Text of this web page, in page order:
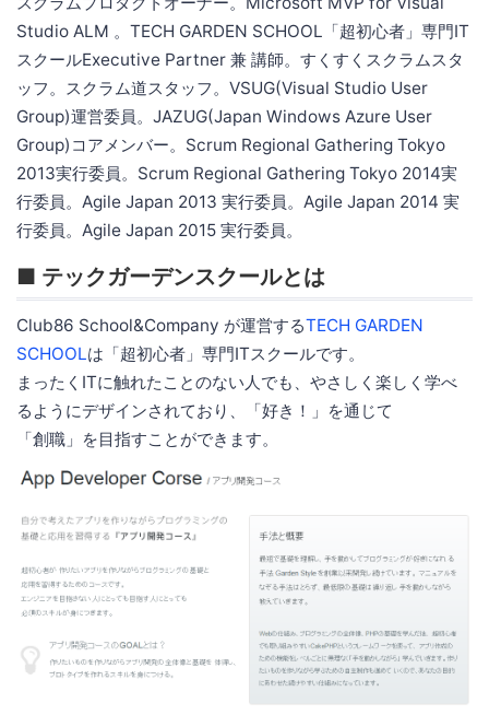
Studio ALM 。TECH GARDEN SCHOOL「超初心者」専門IT
スクールExecutive Partner 兼 講師。すくすくスクラムスタ
ッフ。スクラム道スタッフ。VSUG(Visual Studio User
Group)運営委員。JAZUG(Japan Windows Azure User
Group)コアメンバー。Scrum Regional Gathering Tokyo
2013実行委員。Scrum Regional Gathering Tokyo 2014実
行委員。Agile Japan 2013 実行委員。Agile Japan 2014 実
行委員。Agile Japan 2015 実行委員。
■ テックガーデンスクールとは
Club86 School&Company が運営するTECH GARDEN
SCHOOLは「超初心者」専門ITスクールです。
まったくITに触れたことのない人でも、やさしく楽しく学べ
るようにデザインされており、「好き！」を通じて
「創職」を目指すことができます。